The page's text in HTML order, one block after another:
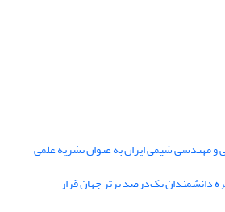
مهندسی شیمی ایران به عنوان نشریه علمی
دانشمندان یک‌درصد برتر جهان قرار